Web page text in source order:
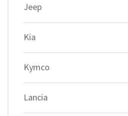
Jeep
Kia
Kymco
Lancia